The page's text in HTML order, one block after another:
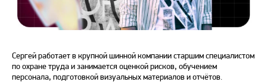
Сергей работает в крупной шинной компании старшим специалистом
по охране труда и занимается оценкой рисков, обучением
персонала, подготовкой визуальных материалов и отчётов.